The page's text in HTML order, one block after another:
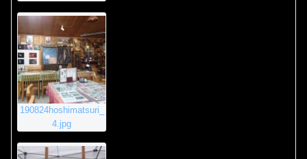
190824hoshimatsuri_
4.jpg